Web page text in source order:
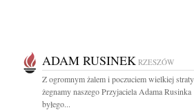
ADAM RUSINEK RZESZÓW
Z ogromnym żalem i poczuciem wielkiej straty
żegnamy naszego Przyjaciela Adama Rusinka
byłego...